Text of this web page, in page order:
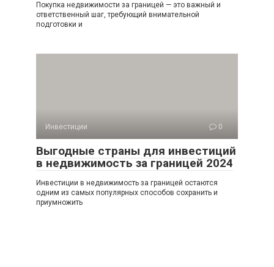
Покупка недвижимости за границей — это важный и
ответственный шаг, требующий внимательной
подготовки и
Инвестиции 0
Выгодные страны для инвестиций
в недвижимость за границей 2024
Инвестиции в недвижимость за границей остаются
одним из самых популярных способов сохранить и
приумножить